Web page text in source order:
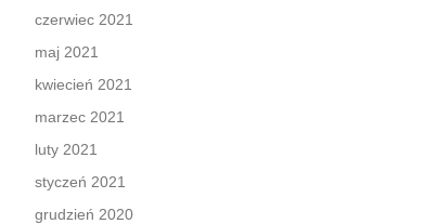
czerwiec 2021
maj 2021
kwiecień 2021
marzec 2021
luty 2021
styczeń 2021
grudzień 2020